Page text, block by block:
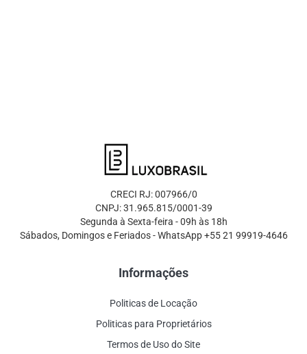
CRECI RJ: 007966/0
CNPJ: 31.965.815/0001-39
Segunda à Sexta-feira - 09h às 18h
Sábados, Domingos e Feriados - WhatsApp +55 21 99919-4646
Informações
Politicas de Locação
Politicas para Proprietários
Termos de Uso do Site